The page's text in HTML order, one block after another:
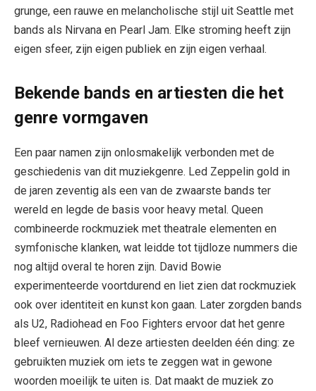
grunge, een rauwe en melancholische stijl uit Seattle met
bands als Nirvana en Pearl Jam. Elke stroming heeft zijn
eigen sfeer, zijn eigen publiek en zijn eigen verhaal.
Bekende bands en artiesten die het
genre vormgaven
Een paar namen zijn onlosmakelijk verbonden met de
geschiedenis van dit muziekgenre. Led Zeppelin gold in
de jaren zeventig als een van de zwaarste bands ter
wereld en legde de basis voor heavy metal. Queen
combineerde rockmuziek met theatrale elementen en
symfonische klanken, wat leidde tot tijdloze nummers die
nog altijd overal te horen zijn. David Bowie
experimenteerde voortdurend en liet zien dat rockmuziek
ook over identiteit en kunst kon gaan. Later zorgden bands
als U2, Radiohead en Foo Fighters ervoor dat het genre
bleef vernieuwen. Al deze artiesten deelden één ding: ze
gebruikten muziek om iets te zeggen wat in gewone
woorden moeilijk te uiten is. Dat maakt de muziek zo